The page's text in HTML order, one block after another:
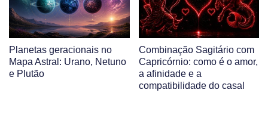
Planetas geracionais no
Mapa Astral: Urano, Netuno
e Plutão
Combinação Sagitário com
Capricórnio: como é o amor,
a afinidade e a
compatibilidade do casal